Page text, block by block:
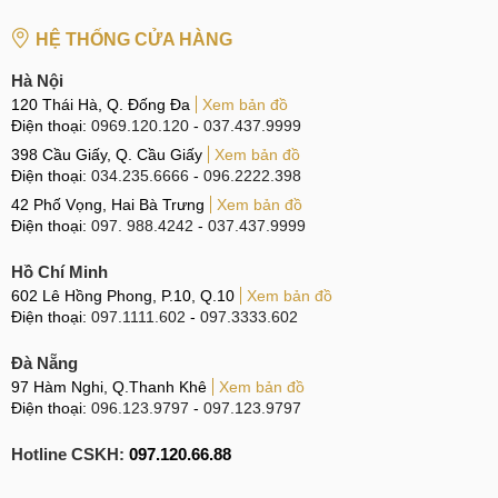
Hoạt động với tần suất lớn, nên màn hình của iPad Pro 10.5
inch đối diện với nhiều nguy cơ gây hỏng đến từ môi trường
bên ngoài và cả bên trong thiết bị. Một số nguyên nhân phổ
biến có thể kể đến như sau:
Người dùng vô tình làm rơi iPad Pro 10.5 inch từ trên
cao xuống sàn cứng, va đập mạnh khiến linh kiện bên
trong máy bị ảnh hưởng và cả màn hình cũng vậy.
không tương thích với máy hoặc giữa các phần mềm
không tương thích với nhau khiến hoạt động của iPad
iPad Pro 10.5 inch đã từng được thay màn hình nhưng
phải màn hình chất lượng kém, ở địa chỉ không uy tín nên
HỆ THỐNG CỬA HÀNG
Hà Nội
120 Thái Hà, Q. Đống Đa
Xem bản đồ
Điện thoại: 0969.120.120 - 037.437.9999
398 Cầu Giấy, Q. Cầu Giấy
Xem bản đồ
Điện thoại: 034.235.6666 - 096.2222.398
42 Phố Vọng, Hai Bà Trưng
Xem bản đồ
Điện thoại: 097. 988.4242 - 037.437.9999
Hồ Chí Minh
602 Lê Hồng Phong, P.10, Q.10
Xem bản đồ
Điện thoại: 097.1111.602 - 097.3333.602
Đà Nẵng
97 Hàm Nghi, Q.Thanh Khê
Xem bản đồ
Điện thoại: 096.123.9797 - 097.123.9797
Hotline CSKH: 097.120.66.88